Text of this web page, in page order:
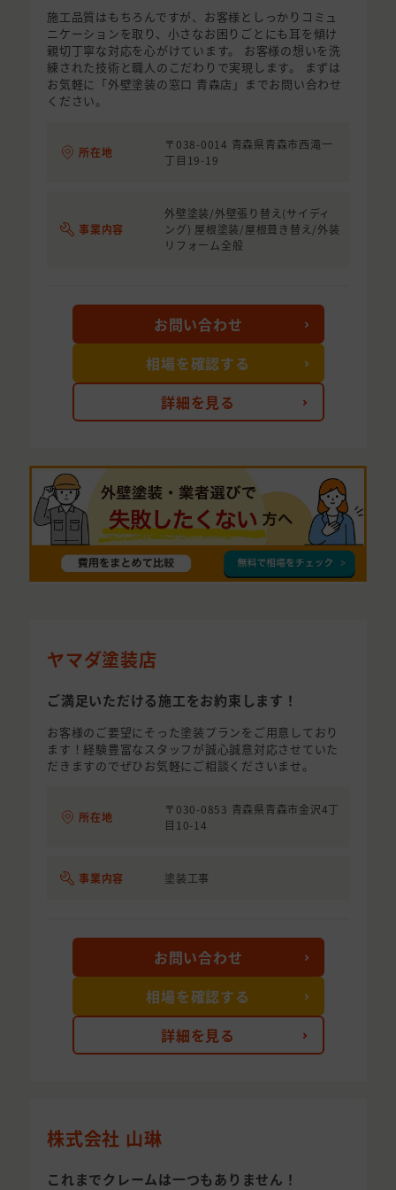
施工品質はもちろんですが、お客様としっかりコミュ
ニケーションを取り、小さなお困りごとにも耳を傾け
親切丁寧な対応を心がけています。 お客様の想いを洗
練された技術と職人のこだわりで実現します。 まずは
お気軽に「外壁塗装の窓口 青森店」までお問い合わせ
ください。
所在地
〒038-0014 青森県青森市西滝一
丁目19-19
事業内容
外壁塗装/外壁張り替え(サイディ
ング) 屋根塗装/屋根葺き替え/外装
リフォーム全般
詳細を見る
お問い合わせ
相場を確認する
ヤマダ塗装店
ご満足いただける施工をお約束します！
お客様のご要望にそった塗装プランをご用意しており
ます！経験豊富なスタッフが誠心誠意対応させていた
だきますのでぜひお気軽にご相談くださいませ。
所在地
〒030-0853 青森県青森市金沢4丁
目10-14
事業内容 塗装工事
詳細を見る
お問い合わせ
相場を確認する
株式会社 山琳
これまでクレームは一つもありません！